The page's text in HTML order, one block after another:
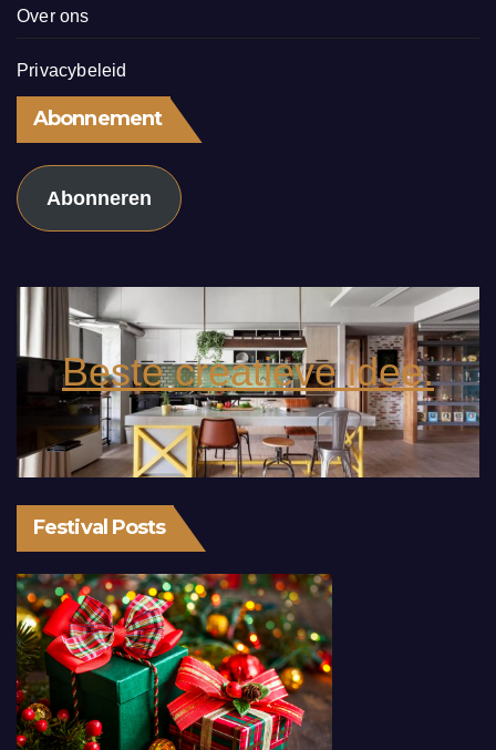
Over ons
Privacybeleid
Abonnement
Abonneren
Beste creatieve idee.
Festival Posts